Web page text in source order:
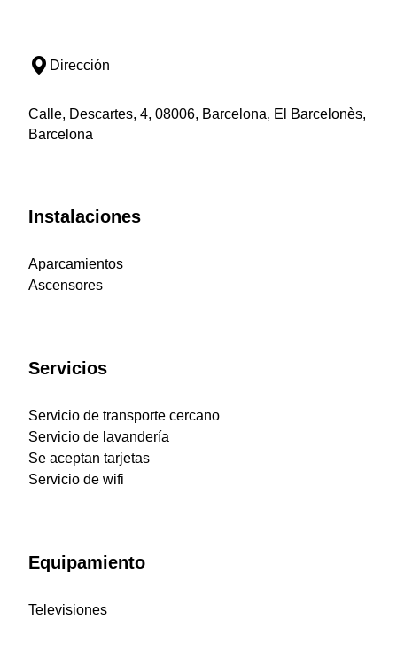
Dirección
Calle, Descartes, 4, 08006, Barcelona, El Barcelonès,
Barcelona
Instalaciones
Aparcamientos
Ascensores
Servicios
Servicio de transporte cercano
Servicio de lavandería
Se aceptan tarjetas
Servicio de wifi
Equipamiento
Televisiones